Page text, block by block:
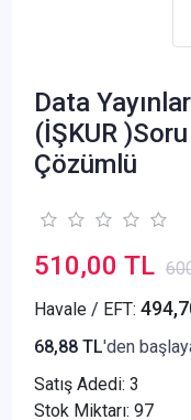
Data
(İŞKUR
Çözümlü
510,00 TL
Havale / EFT:
68,88 TL'den
Satış Adedi: 3
Stok Miktarı: 97